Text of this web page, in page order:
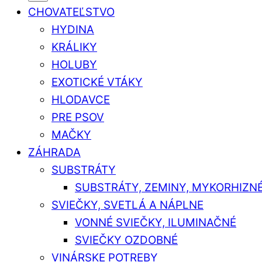
CHOVATEĽSTVO
HYDINA
KRÁLIKY
HOLUBY
EXOTICKÉ VTÁKY
HLODAVCE
PRE PSOV
MAČKY
ZÁHRADA
SUBSTRÁTY
SUBSTRÁTY, ZEMINY,
SVIEČKY, SVETLÁ A NÁPLNE
VONNÉ SVIEČKY, ILUMINAČNÉ
SVIEČKY OZDOBNÉ
VINÁRSKE POTREBY